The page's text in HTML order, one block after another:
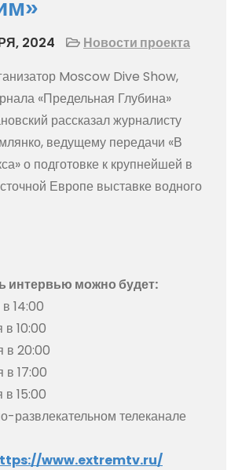
2024
Новости проекта
Moscow Dive Show,
«Предельная Глубина»
рассказал журналисту
ведущему передачи «В
о подготовке к крупнейшей в
Европе выставке водного
интервью можно будет:
14:00
10:00
в 20:00
в 17:00
15:00
развлекательном телеканале
www.extremtv.ru/